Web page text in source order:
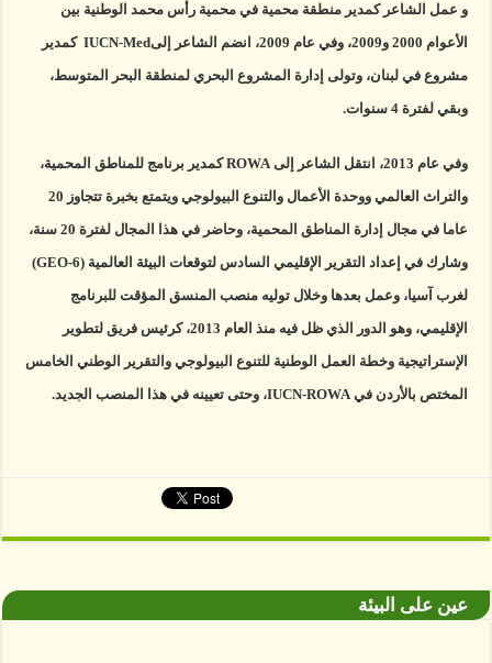
و عمل الشاعر كمدير منطقة محمية في محمية رأس محمد الوطنية بين
الأعوام 2000 و2009، وفي عام 2009، انضم الشاعر إلىIUCN-Med كمدير
مشروع في لبنان، وتولى إدارة المشروع البحري لمنطقة البحر المتوسط،
وبقي لفترة 4 سنوات.
وفي عام 2013، انتقل الشاعر إلى ROWA كمدير برنامج للمناطق المحمية،
والتراث العالمي ووحدة الأعمال والتنوع البيولوجي ويتمتع بخبرة تتجاوز 20
عاما في مجال إدارة المناطق المحمية، وحاضر في هذا المجال لفترة 20 سنة،
وشارك في إعداد التقرير الإقليمي السادس لتوقعات البيئة العالمية (GEO-6)
لغرب آسيا، وعمل بعدها وخلال توليه منصب المنسق المؤقت للبرنامج
الإقليمي، وهو الدور الذي ظل فيه منذ العام 2013، كرئيس فريق لتطوير
الإستراتيجية وخطة العمل الوطنية للتنوع البيولوجي والتقرير الوطني الخامس
المختص بالأردن في IUCN-ROWA، وحتى تعيينه في هذا المنصب الجديد.
عين على البيئة